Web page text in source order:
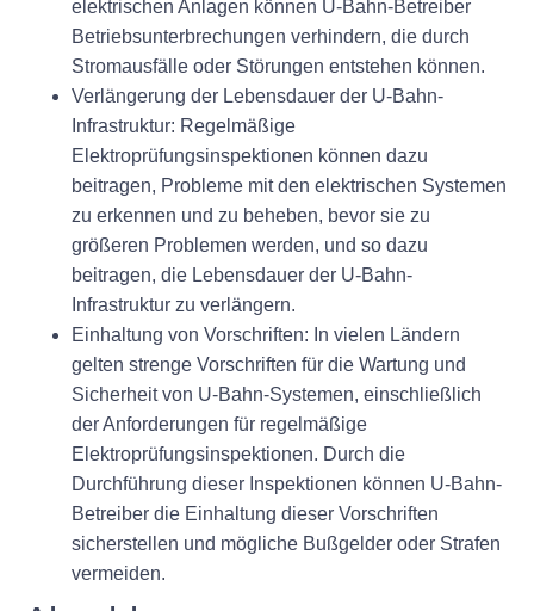
elektrischen Anlagen können U-Bahn-Betreiber
Betriebsunterbrechungen verhindern, die durch
Stromausfälle oder Störungen entstehen können.
Verlängerung der Lebensdauer der U-Bahn-
Infrastruktur: Regelmäßige
Elektroprüfungsinspektionen können dazu
beitragen, Probleme mit den elektrischen Systemen
zu erkennen und zu beheben, bevor sie zu
größeren Problemen werden, und so dazu
beitragen, die Lebensdauer der U-Bahn-
Infrastruktur zu verlängern.
Einhaltung von Vorschriften: In vielen Ländern
gelten strenge Vorschriften für die Wartung und
Sicherheit von U-Bahn-Systemen, einschließlich
der Anforderungen für regelmäßige
Elektroprüfungsinspektionen. Durch die
Durchführung dieser Inspektionen können U-Bahn-
Betreiber die Einhaltung dieser Vorschriften
sicherstellen und mögliche Bußgelder oder Strafen
vermeiden.